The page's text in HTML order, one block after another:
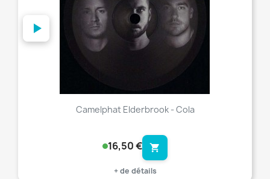
Camelphat Elderbrook - Cola
16,50 € shopping_cart
+ de détails